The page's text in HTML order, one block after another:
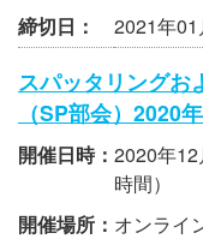
締切日： 2021年01
スパッタリングお
（SP部会）2020
開催日時： 2020年
時間）
開催場所： オンライ